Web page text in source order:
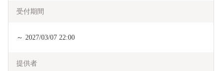
受付期間
～ 2027/03/07 22:00
提供者